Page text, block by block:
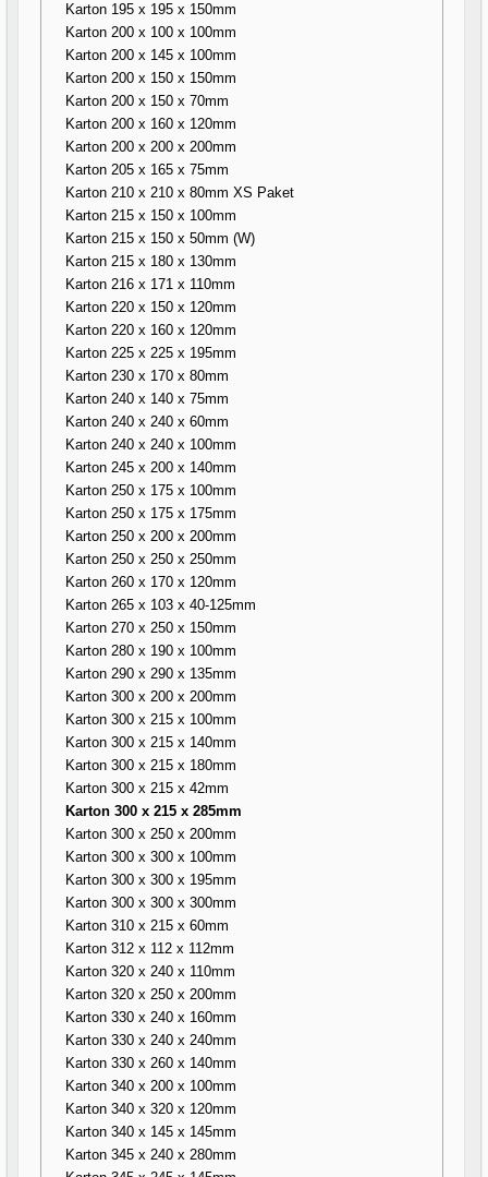
Karton 195 x 195 x 150mm
Karton 200 x 100 x 100mm
Karton 200 x 145 x 100mm
Karton 200 x 150 x 150mm
Karton 200 x 150 x 70mm
Karton 200 x 160 x 120mm
Karton 200 x 200 x 200mm
Karton 205 x 165 x 75mm
Karton 210 x 210 x 80mm XS Paket
Karton 215 x 150 x 100mm
Karton 215 x 150 x 50mm (W)
Karton 215 x 180 x 130mm
Karton 216 x 171 x 110mm
Karton 220 x 150 x 120mm
Karton 220 x 160 x 120mm
Karton 225 x 225 x 195mm
Karton 230 x 170 x 80mm
Karton 240 x 140 x 75mm
Karton 240 x 240 x 60mm
Karton 240 x 240 x 100mm
Karton 245 x 200 x 140mm
Karton 250 x 175 x 100mm
Karton 250 x 175 x 175mm
Karton 250 x 200 x 200mm
Karton 250 x 250 x 250mm
Karton 260 x 170 x 120mm
Karton 265 x 103 x 40-125mm
Karton 270 x 250 x 150mm
Karton 280 x 190 x 100mm
Karton 290 x 290 x 135mm
Karton 300 x 200 x 200mm
Karton 300 x 215 x 100mm
Karton 300 x 215 x 140mm
Karton 300 x 215 x 180mm
Karton 300 x 215 x 42mm
Karton 300 x 215 x 285mm
Karton 300 x 250 x 200mm
Karton 300 x 300 x 100mm
Karton 300 x 300 x 195mm
Karton 300 x 300 x 300mm
Karton 310 x 215 x 60mm
Karton 312 x 112 x 112mm
Karton 320 x 240 x 110mm
Karton 320 x 250 x 200mm
Karton 330 x 240 x 160mm
Karton 330 x 240 x 240mm
Karton 330 x 260 x 140mm
Karton 340 x 200 x 100mm
Karton 340 x 320 x 120mm
Karton 340 x 145 x 145mm
Karton 345 x 240 x 280mm